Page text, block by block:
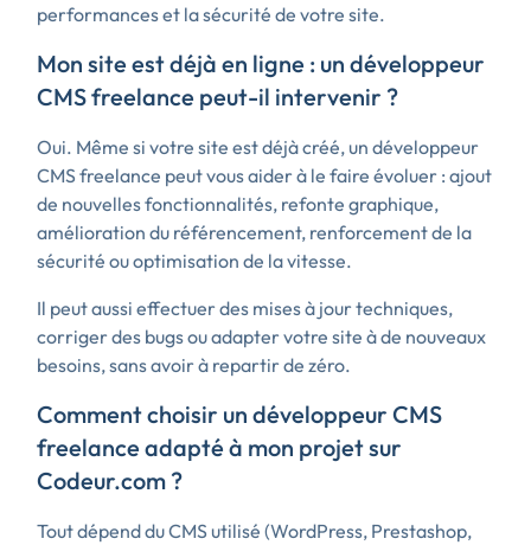
performances et la sécurité de votre site.
Mon site est déjà en ligne : un développeur
CMS freelance peut-il intervenir ?
Oui. Même si votre site est déjà créé, un développeur
CMS freelance peut vous aider à le faire évoluer : ajout
de nouvelles fonctionnalités, refonte graphique,
amélioration du référencement, renforcement de la
sécurité ou optimisation de la vitesse.
Il peut aussi effectuer des mises à jour techniques,
corriger des bugs ou adapter votre site à de nouveaux
besoins, sans avoir à repartir de zéro.
Comment choisir un développeur CMS
freelance adapté à mon projet sur
Codeur.com ?
Tout dépend du CMS utilisé (WordPress, Prestashop,